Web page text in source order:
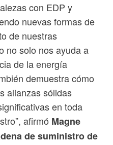
con EDP y
nuevas formas de
de nuestras
no solo nos ayuda a
de la energía
demuestra cómo
alianzas sólidas
en toda
afirmó Magne
de suministro de